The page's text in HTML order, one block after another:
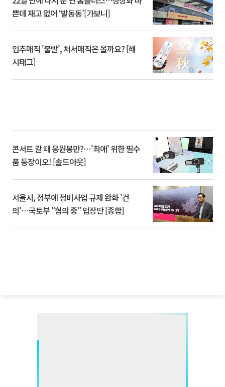
쁜데 재고 없어 ‘발동동’[가보니]
입추매직 '불발', 처서매직은 올까요? [해
시태그]
콘서트 갈 때 응원봉만?⋯'최애' 위한 필수
품 등장이오! [솔드아웃]
서울시, 정부에 정비사업 규제 완화 '건
의'⋯국토부 "협의 중" 입장만 [종합]